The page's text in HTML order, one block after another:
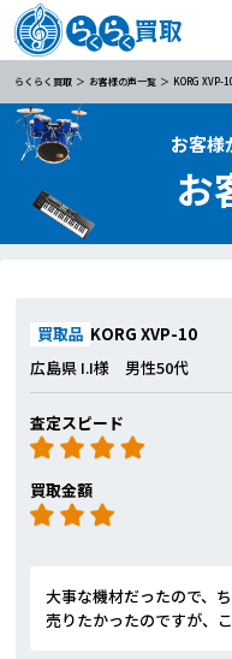
らくらく買取 お客様の声一覧 KORG XVP-
お客様
お
買取品 KORG XVP-10
広島県 I.I様 男性50代
査定スピード
買取金額
大事な機材だったので、
売りたかったのですが、